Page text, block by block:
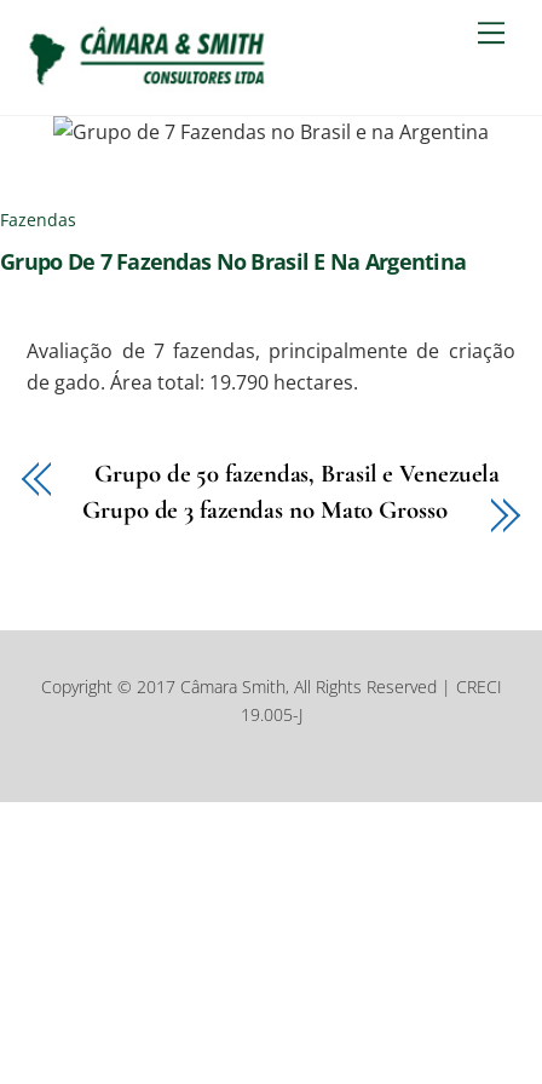
content
Fazendas
Grupo De 7 Fazendas No Brasil E Na Argentina
Avaliação de 7 fazendas, principalmente de criação
de gado. Área total: 19.790 hectares.
Grupo de 50 fazendas, Brasil e Venezuela
Grupo de 3 fazendas no Mato Grosso
Copyright © 2017 Câmara Smith, All Rights Reserved | CRECI
19.005-J